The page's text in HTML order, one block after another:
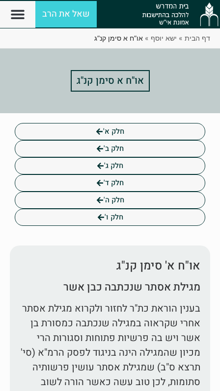
שאל את הרב
דף הבית » ישא יוסף » או”ח א סימן קנ”ג
או"ח א סימן קנ"ג
חלק א'
חלק ב'
חלק ג'
חלק ד'
חלק ה'
חלק ו'
או"ח א' סימן קנ"ג
מגילת אסתר שנכתבה כבן אשר
בענין הוראת כת"ר לחזור ולקרוא מגילת אסתר
אחרי שקראוה במגילה שנכתבה כמסורת בן
אשר ויש בה פרשיות פתוחות וסגורות הרי
מכיון שהמגילה הינה בניגוד לפסק הרמ"א (סי'
תרצא ס"ב) שמגילת אסתר עושין פרשותיה
סתומות, לכן טוב עשה כאשר הורה לשוב